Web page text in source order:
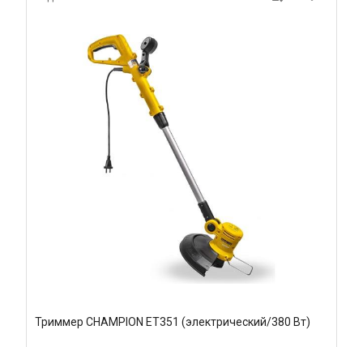
Триммер CHAMPION ET351 (электрический/380 Вт)